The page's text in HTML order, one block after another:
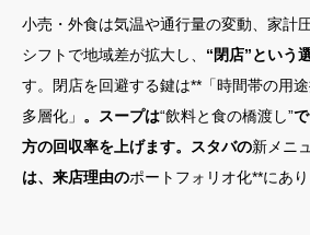
小売・外食は気温や通行量の変動、家計
シフトで地域差が拡大し、 “閉店”という
す。閉店を回避する鍵は**「時間帯の用途
多層化」 。スープは“飲料と食の橋渡し”
方の回収率を上げます。スタバの新メニ
は、来店理由のポートフォリオ化**にあり